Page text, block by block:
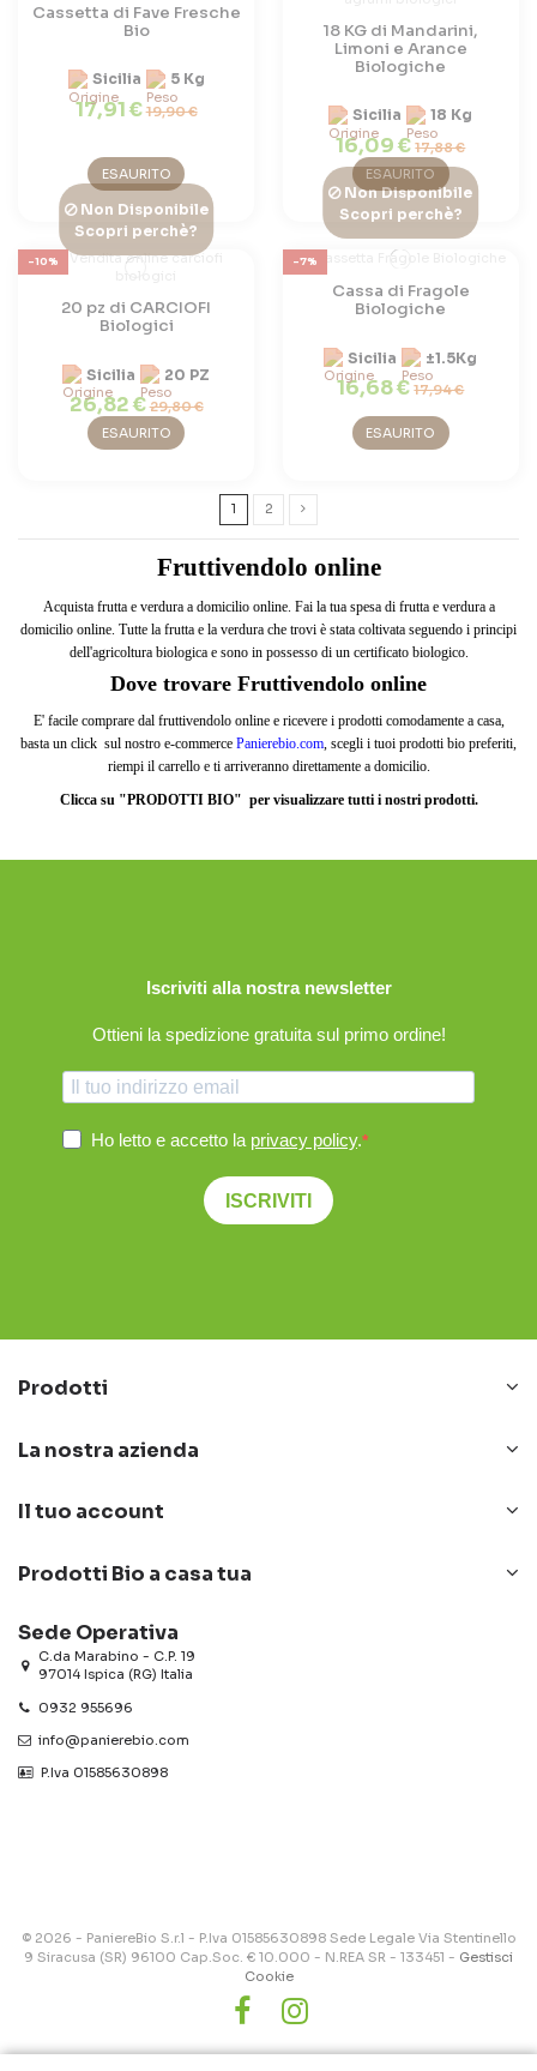
Cassetta di Fave Fresche
Bio
Sicilia 5 Kg
17,91 €19,90 €
ESAURITO
18 KG di Mandarini,
Limoni e Arance
Biologiche
Sicilia 18 Kg
16,09 €17,88 €
ESAURITO
-10%
Non Disponibile
Scopri perchè?
20 pz di CARCIOFI
Biologici
Sicilia 20 PZ
26,82 €29,80 €
ESAURITO
-7%
Non Disponibile
Scopri perchè?
Cassa di Fragole
Biologiche
Sicilia ±1.5Kg
16,68 €17,94 €
ESAURITO
1 2
Fruttivendolo online
Acquista frutta e verdura a domicilio online. Fai la tua spesa di frutta e verdura a
domicilio online. Tutte la frutta e la verdura che trovi è stata coltivata seguendo i principi
dell'agricoltura biologica e sono in possesso di un certificato biologico.
Dove trovare Fruttivendolo online
E' facile comprare dal fruttivendolo online e ricevere i prodotti comodamente a casa,
basta un click sul nostro e-commerce Panierebio.com, scegli i tuoi prodotti bio preferiti,
riempi il carrello e ti arriveranno direttamente a domicilio.
Clicca su "PRODOTTI BIO" per visualizzare tutti i nostri prodotti.
Iscriviti alla nostra newsletter
Ottieni la spedizione gratuita sul primo ordine!
Ho letto e accetto la privacy policy.
ISCRIVITI
Prodotti
La nostra azienda
Il tuo account
Prodotti Bio a casa tua
Sede Operativa
C.da Marabino - C.P. 19
97014 Ispica (RG) Italia
0932 955696
info@panierebio.com
‎‎‎‎‎ P.Iva 01585630898
© 2026 - PaniereBio S.r.l - P.Iva 01585630898 Sede Legale Via Stentinello
9 Siracusa (SR) 96100 Cap.Soc. € 10.000 - N.REA SR - 133451 - Gestisci
Cookie